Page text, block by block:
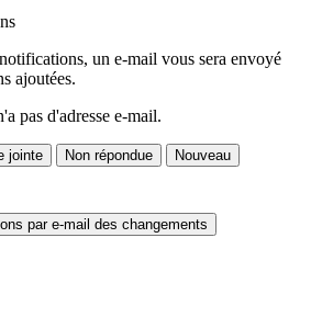
un e-mail vous sera envoyé
ajoutées.
pas d'adresse e-mail.
jointe Non répondue
Nouveau
par e-mail des changements